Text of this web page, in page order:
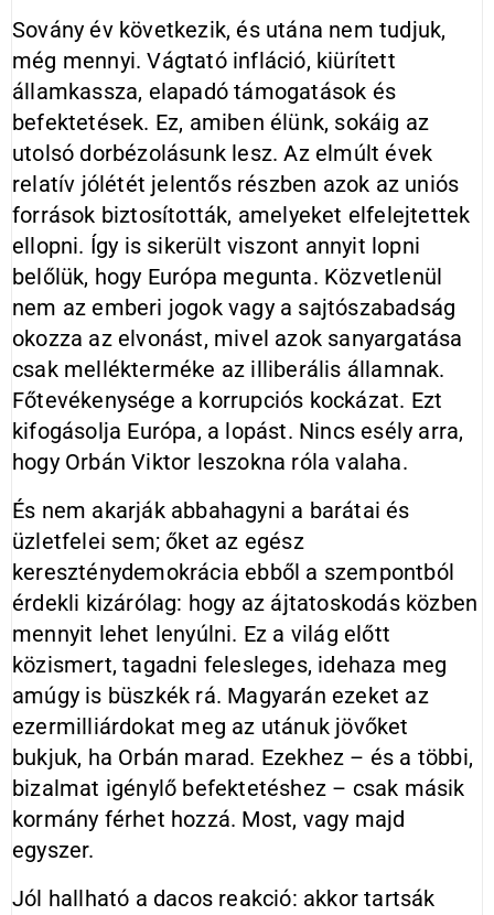
Sovány év következik, és utána nem tudjuk,
még mennyi. Vágtató infláció, kiürített
államkassza, elapadó támogatások és
befektetések. Ez, amiben élünk, sokáig az
utolsó dorbézolásunk lesz. Az elmúlt évek
relatív jólétét jelentős részben azok az uniós
források biztosították, amelyeket elfelejtettek
ellopni. Így is sikerült viszont annyit lopni
belőlük, hogy Európa megunta. Közvetlenül
nem az emberi jogok vagy a sajtószabadság
okozza az elvonást, mivel azok sanyargatása
csak mellékterméke az illiberális államnak.
Főtevékenysége a korrupciós kockázat. Ezt
kifogásolja Európa, a lopást. Nincs esély arra,
hogy Orbán Viktor leszokna róla valaha.
És nem akarják abbahagyni a barátai és
üzletfelei sem; őket az egész
kereszténydemokrácia ebből a szempontból
érdekli kizárólag: hogy az ájtatoskodás közben
mennyit lehet lenyúlni. Ez a világ előtt
közismert, tagadni felesleges, idehaza meg
amúgy is büszkék rá. Magyarán ezeket az
ezermilliárdokat meg az utánuk jövőket
bukjuk, ha Orbán marad. Ezekhez – és a többi,
bizalmat igénylő befektetéshez – csak másik
kormány férhet hozzá. Most, vagy majd
egyszer.
Jól hallható a dacos reakció: akkor tartsák